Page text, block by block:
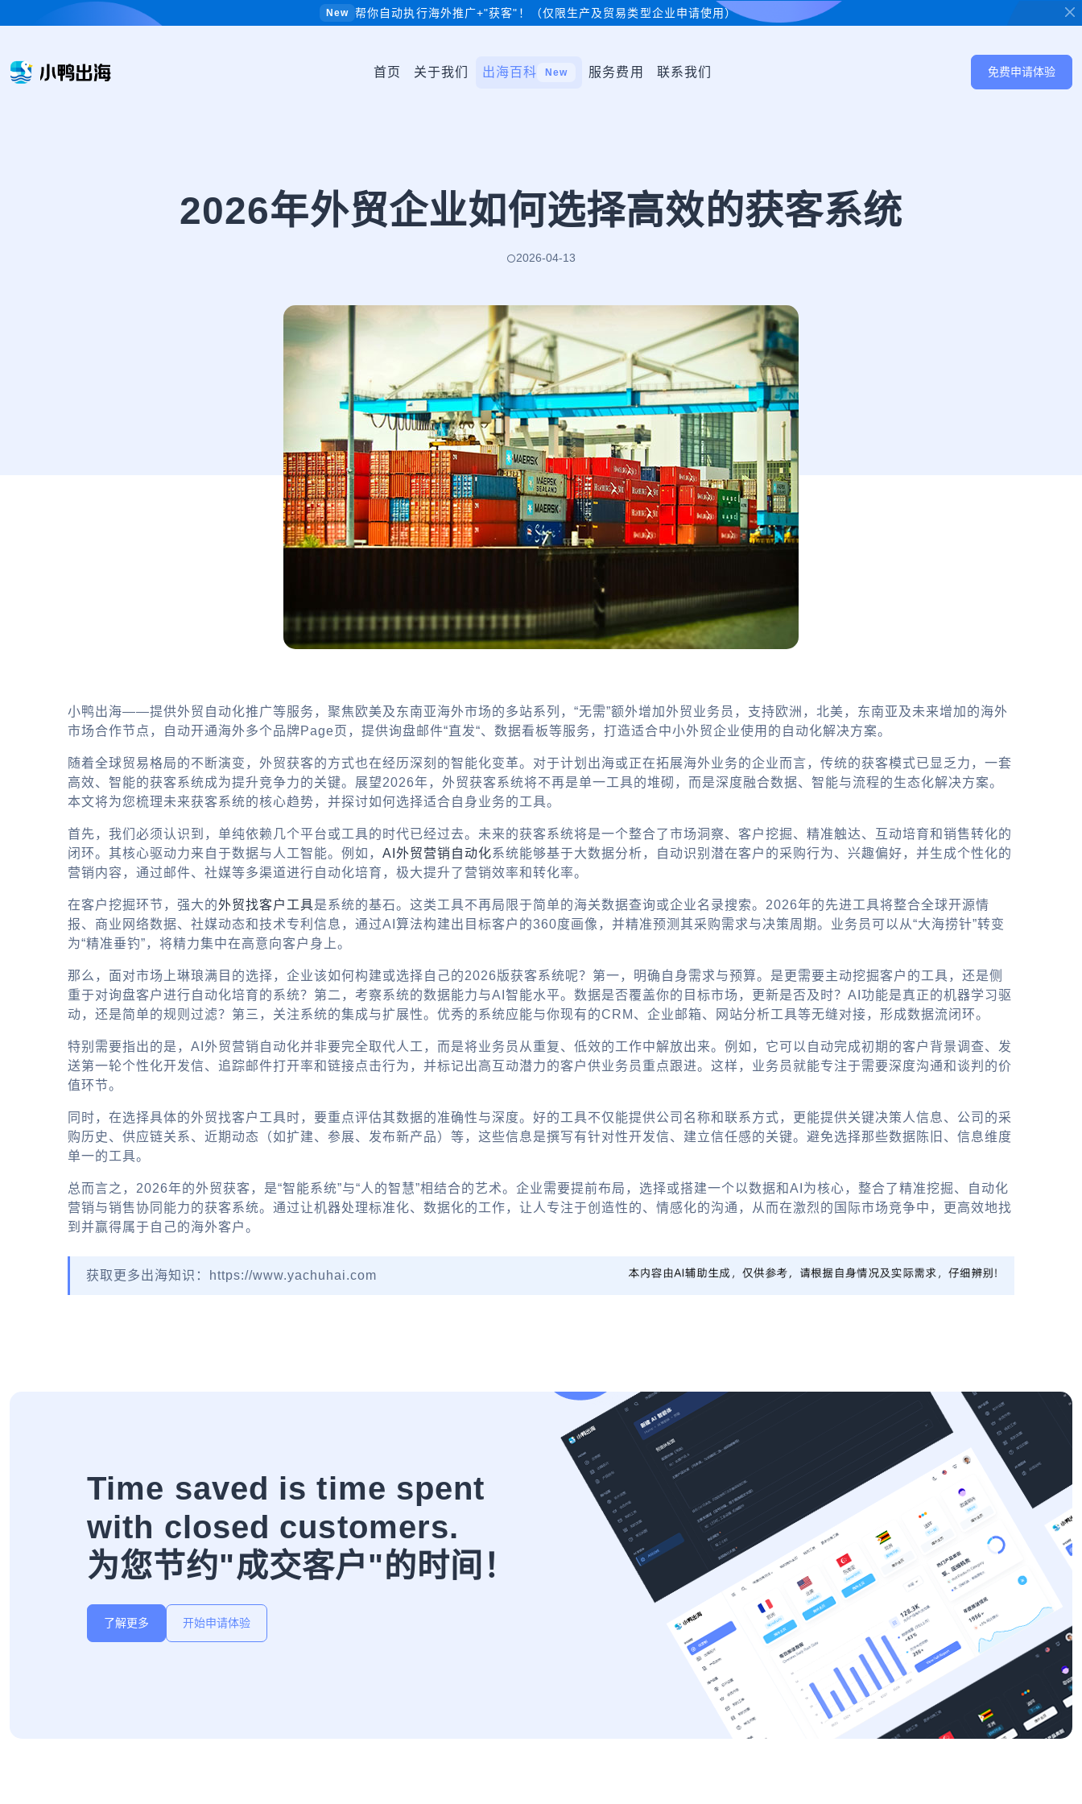
New 帮你自动执行海外推广+"获客"！（仅限生产及贸易类型企业申请使用）
首页 关于我们 出海百科 New 服务费用 联系我们 免费申请体验
2026年外贸企业如何选择高效的获客系统
2026-04-13
小鸭出海——提供外贸自动化推广等服务，聚焦欧美及东南亚海外市场的多站系列，“无需”额外增加外贸业务员，支持欧洲，北美，东南亚及未来增加的海外
市场合作节点，自动开通海外多个品牌Page页，提供询盘邮件“直发“、数据看板等服务，打造适合中小外贸企业使用的自动化解决方案。
随着全球贸易格局的不断演变，外贸获客的方式也在经历深刻的智能化变革。对于计划出海或正在拓展海外业务的企业而言，传统的获客模式已显乏力，一套
高效、智能的获客系统成为提升竞争力的关键。展望2026年，外贸获客系统将不再是单一工具的堆砌，而是深度融合数据、智能与流程的生态化解决方案。
本文将为您梳理未来获客系统的核心趋势，并探讨如何选择适合自身业务的工具。
首先，我们必须认识到，单纯依赖几个平台或工具的时代已经过去。未来的获客系统将是一个整合了市场洞察、客户挖掘、精准触达、互动培育和销售转化的
闭环。其核心驱动力来自于数据与人工智能。例如， AI外贸营销自动化系统能够基于大数据分析，自动识别潜在客户的采购行为、兴趣偏好，并生成个性化的
营销内容，通过邮件、社媒等多渠道进行自动化培育，极大提升了营销效率和转化率。
在客户挖掘环节，强大的外贸找客户工具是系统的基石。这类工具不再局限于简单的海关数据查询或企业名录搜索。2026年的先进工具将整合全球开源情
报、商业网络数据、社媒动态和技术专利信息，通过AI算法构建出目标客户的360度画像，并精准预测其采购需求与决策周期。业务员可以从“大海捞针”转变
为“精准垂钓”，将精力集中在高意向客户身上。
那么，面对市场上琳琅满目的选择，企业该如何构建或选择自己的2026版获客系统呢？第一，明确自身需求与预算。是更需要主动挖掘客户的工具，还是侧
重于对询盘客户进行自动化培育的系统？第二，考察系统的数据能力与AI智能水平。数据是否覆盖你的目标市场，更新是否及时？AI功能是真正的机器学习驱
动，还是简单的规则过滤？第三，关注系统的集成与扩展性。优秀的系统应能与你现有的CRM、企业邮箱、网站分析工具等无缝对接，形成数据流闭环。
特别需要指出的是， AI外贸营销自动化并非要完全取代人工，而是将业务员从重复、低效的工作中解放出来。例如，它可以自动完成初期的客户背景调查、发
送第一轮个性化开发信、追踪邮件打开率和链接点击行为，并标记出高互动潜力的客户供业务员重点跟进。这样，业务员就能专注于需要深度沟通和谈判的价
值环节。
同时，在选择具体的外贸找客户工具时，要重点评估其数据的准确性与深度。好的工具不仅能提供公司名称和联系方式，更能提供关键决策人信息、公司的采
购历史、供应链关系、近期动态（如扩建、参展、发布新产品）等，这些信息是撰写有针对性开发信、建立信任感的关键。避免选择那些数据陈旧、信息维度
单一的工具。
总而言之，2026年的外贸获客，是“智能系统”与“人的智慧”相结合的艺术。企业需要提前布局，选择或搭建一个以数据和AI为核心，整合了精准挖掘、自动化
营销与销售协同能力的获客系统。通过让机器处理标准化、数据化的工作，让人专注于创造性的、情感化的沟通，从而在激烈的国际市场竞争中，更高效地找
到并赢得属于自己的海外客户。
获取更多出海知识：https://www.yachuhai.com
Time saved is time spent
with closed customers.
为您节约"成交客户"的时间！
了解更多 开始申请体验